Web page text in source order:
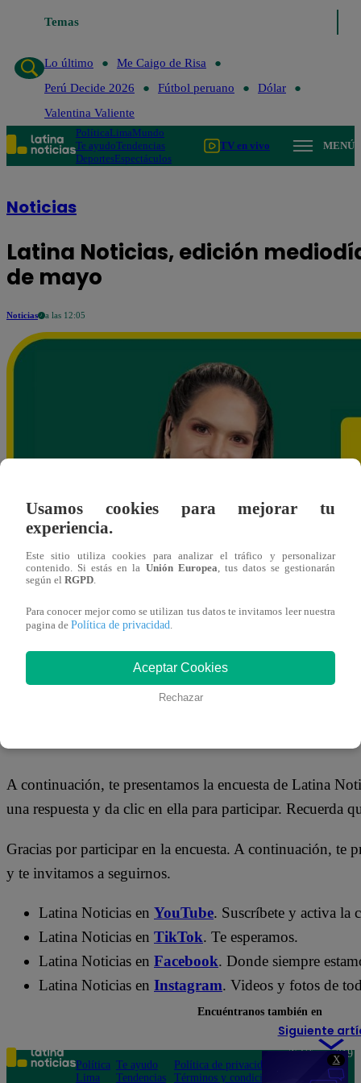
X
Temas
Lo último
Me Caigo de Risa
Perú Decide 2026
Fútbol peruano
Dólar
Valentina Valiente
PolíticaLimaMundo
Te ayudoTendencias
DeportesEspectáculos
TV en vivo MENÚ
Noticias
Latina Noticias, edición
de mayo
Noticias a las 12:05
A continuación, te presentamos la encuesta de Latina
una respuesta y da clic en ella para participar. Recuerda
Gracias por participar en la encuesta. A continuación, te
y te invitamos a seguirnos.
Latina Noticias en YouTube. Suscríbete y activa la
Latina Noticias en TikTok. Te esperamos.
Latina Noticias en Facebook. Donde siempre
Latina Noticias en Instagram. Videos y fotos de
Siguiente
Usamos cookies para mejorar tu
experiencia.
Este sitio utiliza cookies para analizar el tráfico y personalizar
contenido. Si estás en la Unión Europea , tus datos se gestionarán
según el RGPD
Para conocer mejor como se utilizan tus datos te invitamos leer nuestra
pagina de Política de privacidad
Aceptar Cookies
Rechazar
Encuéntranos también en
Política
Lima
Te ayudo
Tendencias
Política de privacidad
Términos y condiciones
Teléfono: 219
Av. San